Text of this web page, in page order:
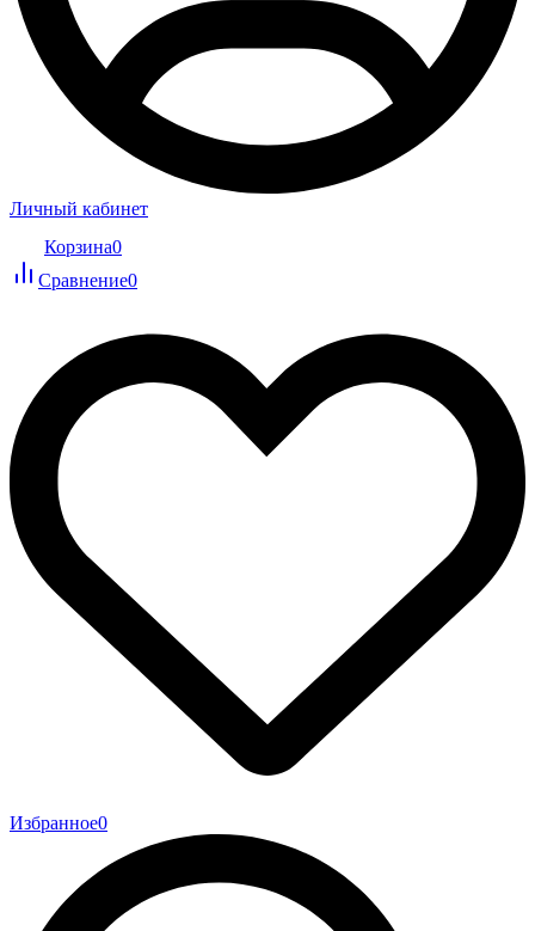
Личный кабинет
Корзина0
Сравнение0
Избранное0